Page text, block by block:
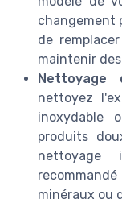
changement
de
maintenir
nettoyez
inoxydable
produits
nettoyage
minéraux ou